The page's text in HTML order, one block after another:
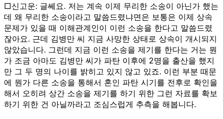
□신고운: 글쎄요. 저는 계속 이제 무리한 소송이 아닌가 했는
데 왜 무리한 소송이라고 말씀드렸냐면은 보통은 이제 상속
문제가 있을 때 이해관계인이 이런 소송을 한다고 말씀드렸
잖아요. 근데 김병만 씨 지금 사망한 상태로 상속이 개시되지
않았습니다. 그런데 지금 이런 소송을 제기를 한다는 거는 뭔
가 조금 아마도 김병만 씨가 파탄 이후에 2명을 출산을 했지
만 그 두 명의 나이를 밝히고 있지 않고 있죠. 이런 부분 때문
에 뭔가 다른 소송을 통해서 혼인 파탄 시기를 전후로 확인을
해서 오히려 상간 소송을 제기를 하기 위한 그런 자료를 확보
하기 위한 건 아닐까라고 조심스럽게 추측을 해봅니다.